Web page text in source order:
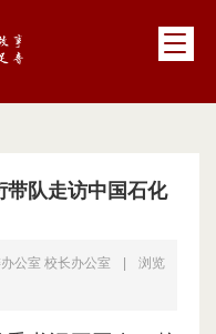
带队走访中国石化
公室 校长办公室
浏览